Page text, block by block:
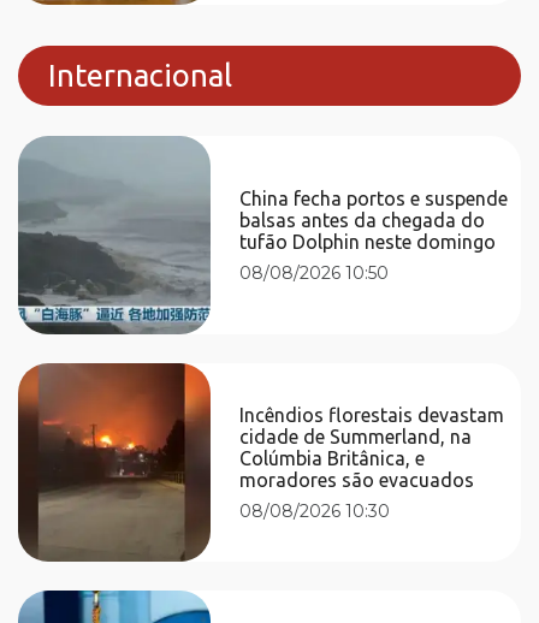
Internacional
China fecha portos e suspende
balsas antes da chegada do
tufão Dolphin neste domingo
08/08/2026 10:50
Incêndios florestais devastam
cidade de Summerland, na
Colúmbia Britânica, e
moradores são evacuados
08/08/2026 10:30